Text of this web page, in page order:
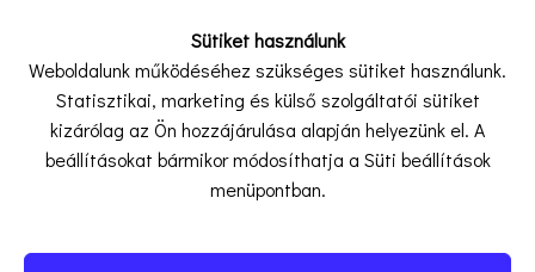
Sütiket használunk
Weboldalunk működéséhez szükséges sütiket használunk.
Statisztikai, marketing és külső szolgáltatói sütiket
kizárólag az Ön hozzájárulása alapján helyezünk el. A
beállításokat bármikor módosíthatja a Süti beállítások
menüpontban.
A weboldalon és a kapcsolódó videókban, cikkekben,
bejegyzésekben megjelenő információk kizárólag tájákoztató
és ismeretterjesztő célt szolgálnak.
A tartalom nem minősül orvosi tanácsadásnak, diagnózisnak
vagy kezelésre vonatkozó javaslatnak, és nem helyettesíti az
orvosi vizsgálatot vagy egészségügyi szakemberrel történő